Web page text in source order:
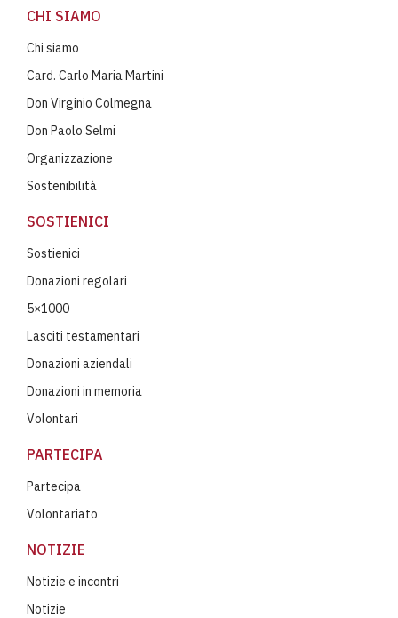
CHI SIAMO
Chi siamo
Card. Carlo Maria Martini
Don Virginio Colmegna
Don Paolo Selmi
Organizzazione
Sostenibilità
SOSTIENICI
Sostienici
Donazioni regolari
5×1000
Lasciti testamentari
Donazioni aziendali
Donazioni in memoria
Volontari
PARTECIPA
Partecipa
Volontariato
NOTIZIE
Notizie e incontri
Notizie